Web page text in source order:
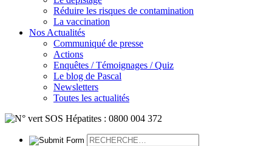
Réduire les risques de contamination
La vaccination
Nos Actualités
Communiqué de presse
Actions
Enquêtes / Témoignages / Quiz
Le blog de Pascal
Newsletters
Toutes les actualités